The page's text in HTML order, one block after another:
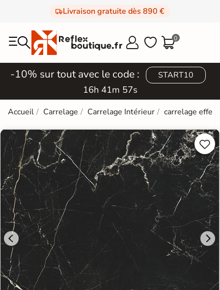
Livraison gratuite dès 890 €
  0
-10% sur tout avec le code : START10
16h 41m 57s
Accueil Carrelage Carrelage Intérieur carrelage effet

